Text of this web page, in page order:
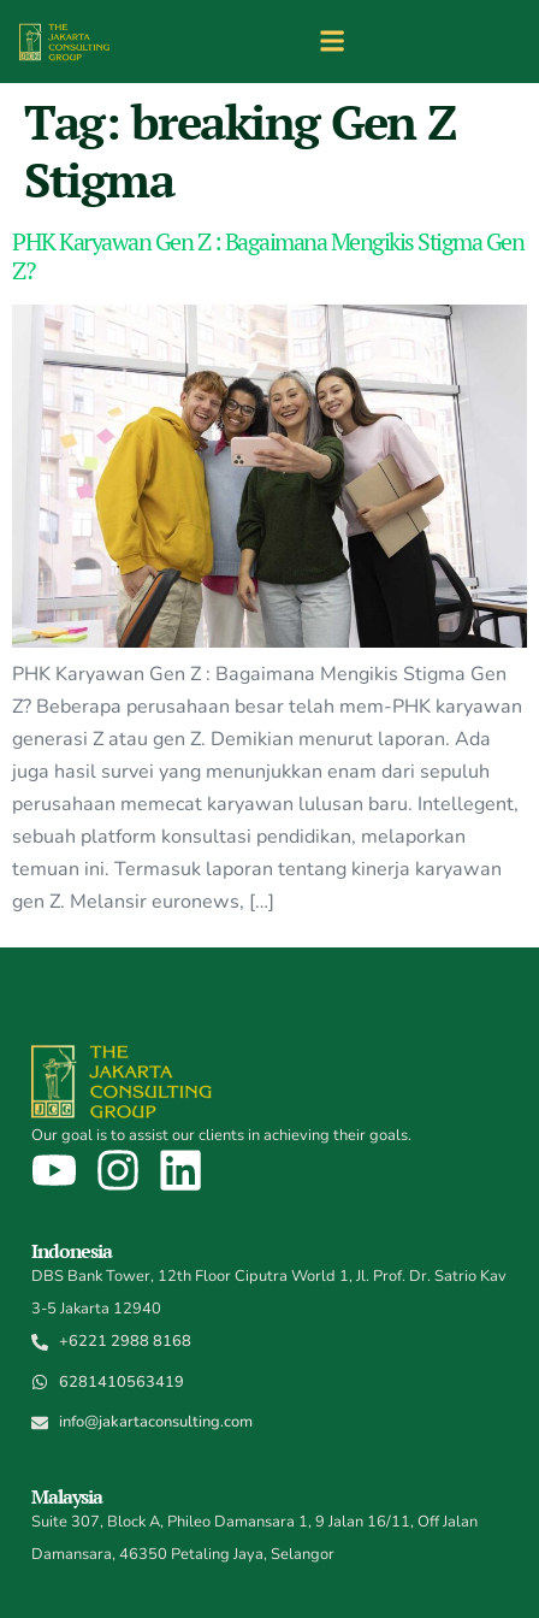
Tag:breaking Gen Z
Stigma
PHK Karyawan Gen Z : Bagaimana Mengikis Stigma Gen
Z?
PHK Karyawan Gen Z : Bagaimana Mengikis Stigma Gen
Z? Beberapa perusahaan besar telah mem-PHK karyawan
generasi Z atau gen Z. Demikian menurut laporan. Ada
juga hasil survei yang menunjukkan enam dari sepuluh
perusahaan memecat karyawan lulusan baru. Intellegent,
sebuah platform konsultasi pendidikan, melaporkan
temuan ini. Termasuk laporan tentang kinerja karyawan
gen Z. Melansir euronews, […]
Our goal is to assist our clients in achieving their goals.
Indonesia
DBS Bank Tower, 12th Floor Ciputra World 1, Jl. Prof. Dr. Satrio Kav
3-5 Jakarta 12940
+6221 2988 8168
6281410563419
info@jakartaconsulting.com
Malaysia
Suite 307, Block A, Phileo Damansara 1, 9 Jalan 16/11, Off Jalan
Damansara, 46350 Petaling Jaya, Selangor